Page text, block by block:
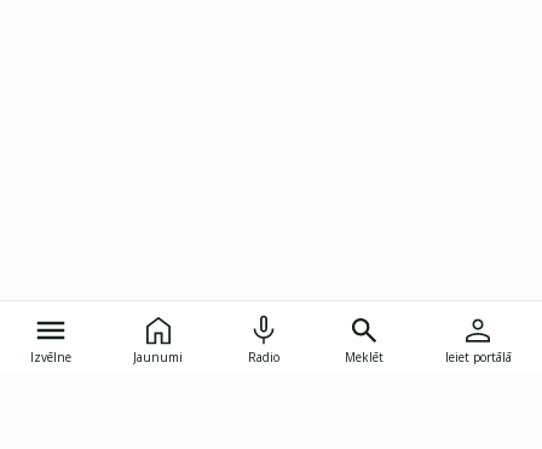
Izvēlne Jaunumi Radio Meklēt Ieiet portālā